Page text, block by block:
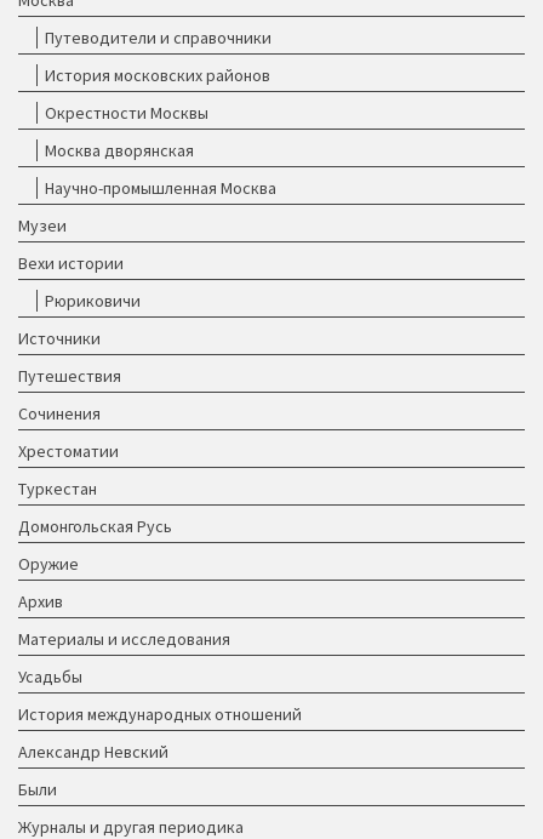
Путеводители и справочники
История московских районов
Окрестности Москвы
Москва дворянская
Научно-промышленная Москва
Музеи
Вехи истории
Рюриковичи
Источники
Путешествия
Сочинения
Хрестоматии
Туркестан
Домонгольская Русь
Оружие
Архив
Материалы и исследования
Усадьбы
История международных отношений
Александр Невский
Были
Журналы и другая периодика